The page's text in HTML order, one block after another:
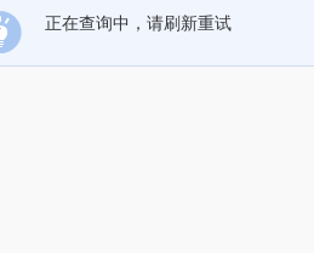
正在查询中，请刷新重试